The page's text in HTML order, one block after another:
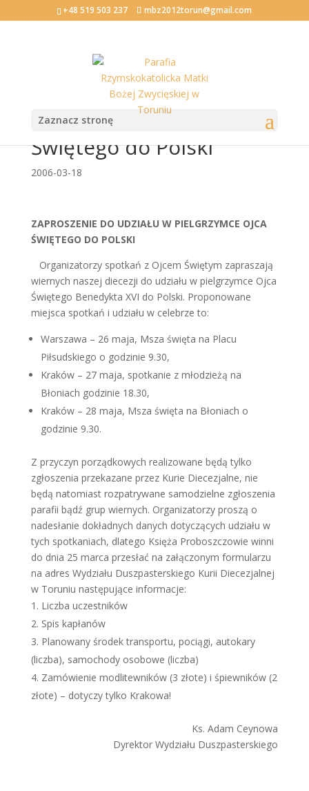
+48 519 503 237 mbz2012torun@gmail.com
Zaznacz stronę
Zaproszenie do udziału w
pielgrzymce Ojca
Świętego do Polski
2006-03-18
ZAPROSZENIE DO UDZIAŁU W PIELGRZYMCE OJCA
ŚWIĘTEGO DO POLSKI
Organizatorzy spotkań z Ojcem Świętym zapraszają
wiernych naszej diecezji do udziału w pielgrzymce Ojca
Świętego Benedykta XVI do Polski. Proponowane
miejsca spotkań i udziału w celebrze to:
Warszawa – 26 maja, Msza święta na Placu
Piłsudskiego o godzinie 9.30,
Kraków – 27 maja, spotkanie z młodzieżą na
Błoniach godzinie 18.30,
Kraków – 28 maja, Msza święta na Błoniach o
godzinie 9.30.
Z przyczyn porządkowych realizowane będą tylko
zgłoszenia przekazane przez Kurie Diecezjalne, nie
będą natomiast rozpatrywane samodzielne zgłoszenia
parafii bądź grup wiernych. Organizatorzy proszą o
nadesłanie dokładnych danych dotyczących udziału w
tych spotkaniach, dlatego Księża Proboszczowie winni
do dnia 25 marca przesłać na załączonym formularzu
na adres Wydziału Duszpasterskiego Kurii Diecezjalnej
w Toruniu następujące informacje:
Liczba uczestników
Spis kapłanów
Planowany środek transportu, pociągi, autokary
(liczba), samochody osobowe (liczba)
Zamówienie modlitewników (3 złote) i śpiewników (2
złote) – dotyczy tylko Krakowa!
Ks. Adam Ceynowa
Dyrektor Wydziału Duszpasterskiego